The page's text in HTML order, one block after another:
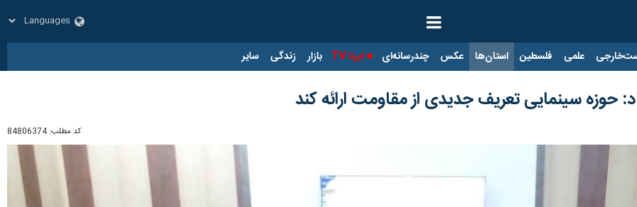
علمی فلسطین استان‌ها عکس چندرسانه‌ای ایرنا TV بازار زندگی سایر
حوزه سینمایی تعریف جدیدی از مقاومت ارائه کند
کد مطلب: 84806374